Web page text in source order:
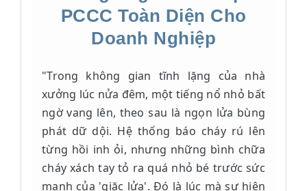
PCCC Toàn Diện Cho
Doanh Nghiệp
"Trong không gian tĩnh lặng của nhà
xưởng lúc nửa đêm, một tiếng nổ nhỏ bất
ngờ vang lên, theo sau là ngọn lửa bùng
phát dữ dội. Hệ thống báo cháy rú lên
từng hồi inh ỏi, nhưng những bình chữa
cháy xách tay tỏ ra quá nhỏ bé trước sức
mạnh của 'giặc lửa'. Đó là lúc mà sự hiện